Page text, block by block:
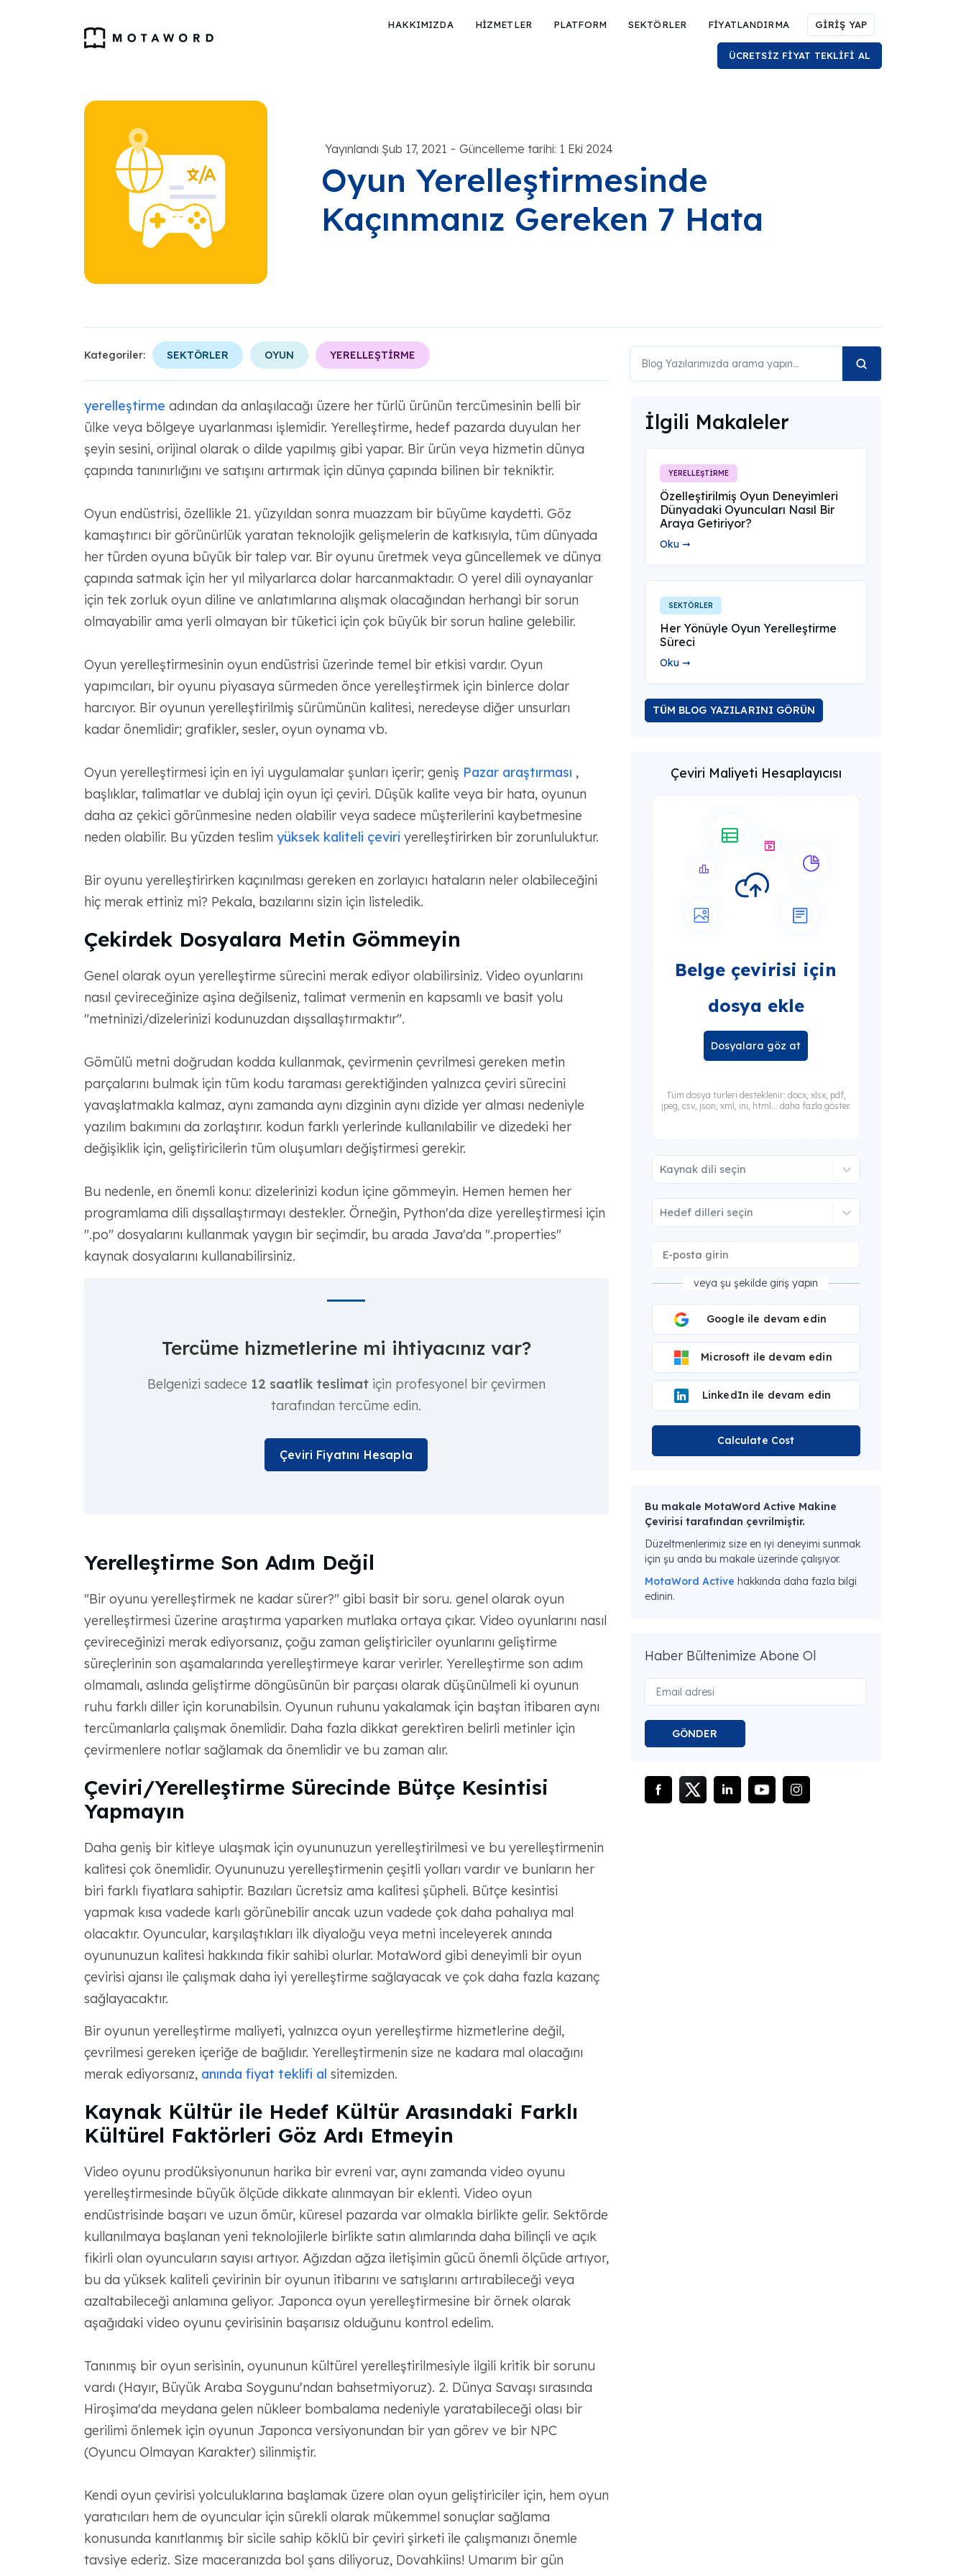
HAKKIMIZDA HİZMETLER PLATFORM SEKTÖRLER FİYATLANDIRMA GİRİŞ YAP
ÜCRETSİZ FİYAT TEKLİFİ AL
Yayınlandı Şub 17, 2021 - Güncelleme tarihi: 1 Eki 2024
Oyun Yerelleştirmesinde
Kaçınmanız Gereken 7 Hata
Kategoriler: SEKTÖRLER OYUN YERELLEŞTİRME
yerelleştirme adından da anlaşılacağı üzere her türlü ürünün tercümesinin belli bir
ülke veya bölgeye uyarlanması işlemidir. Yerelleştirme, hedef pazarda duyulan her
şeyin sesini, orijinal olarak o dilde yapılmış gibi yapar. Bir ürün veya hizmetin dünya
çapında tanınırlığını ve satışını artırmak için dünya çapında bilinen bir tekniktir.
Oyun endüstrisi, özellikle 21. yüzyıldan sonra muazzam bir büyüme kaydetti. Göz
kamaştırıcı bir görünürlük yaratan teknolojik gelişmelerin de katkısıyla, tüm dünyada
her türden oyuna büyük bir talep var. Bir oyunu üretmek veya güncellemek ve dünya
çapında satmak için her yıl milyarlarca dolar harcanmaktadır. O yerel dili oynayanlar
için tek zorluk oyun diline ve anlatımlarına alışmak olacağından herhangi bir sorun
olmayabilir ama yerli olmayan bir tüketici için çok büyük bir sorun haline gelebilir.
Oyun yerelleştirmesinin oyun endüstrisi üzerinde temel bir etkisi vardır. Oyun
yapımcıları, bir oyunu piyasaya sürmeden önce yerelleştirmek için binlerce dolar
harcıyor. Bir oyunun yerelleştirilmiş sürümünün kalitesi, neredeyse diğer unsurları
kadar önemlidir; grafikler, sesler, oyun oynama vb.
Oyun yerelleştirmesi için en iyi uygulamalar şunları içerir; geniş Pazar araştırması ,
başlıklar, talimatlar ve dublaj için oyun içi çeviri. Düşük kalite veya bir hata, oyunun
daha az çekici görünmesine neden olabilir veya sadece müşterilerini kaybetmesine
neden olabilir. Bu yüzden teslim yüksek kaliteli çeviri yerelleştirirken bir zorunluluktur.
Bir oyunu yerelleştirirken kaçınılması gereken en zorlayıcı hataların neler olabileceğini
hiç merak ettiniz mi? Pekala, bazılarını sizin için listeledik.
Çekirdek Dosyalara Metin Gömmeyin
Genel olarak oyun yerelleştirme sürecini merak ediyor olabilirsiniz. Video oyunlarını
nasıl çevireceğinize aşina değilseniz, talimat vermenin en kapsamlı ve basit yolu
"metninizi/dizelerinizi kodunuzdan dışsallaştırmaktır".
Gömülü metni doğrudan kodda kullanmak, çevirmenin çevrilmesi gereken metin
parçalarını bulmak için tüm kodu taraması gerektiğinden yalnızca çeviri sürecini
yavaşlatmakla kalmaz, aynı zamanda aynı dizginin aynı dizide yer alması nedeniyle
yazılım bakımını da zorlaştırır. kodun farklı yerlerinde kullanılabilir ve dizedeki her
değişiklik için, geliştiricilerin tüm oluşumları değiştirmesi gerekir.
Bu nedenle, en önemli konu: dizelerinizi kodun içine gömmeyin. Hemen hemen her
programlama dili dışsallaştırmayı destekler. Örneğin, Python'da dize yerelleştirmesi için
".po" dosyalarını kullanmak yaygın bir seçimdir, bu arada Java'da ".properties"
kaynak dosyalarını kullanabilirsiniz.
Tercüme hizmetlerine mi ihtiyacınız var?
Belgenizi sadece 12 saatlik teslimatiçin profesyonel bir çevirmen
tarafından tercüme edin.
Çeviri Fiyatını Hesapla
Yerelleştirme Son Adım Değil
"Bir oyunu yerelleştirmek ne kadar sürer?" gibi basit bir soru. genel olarak oyun
yerelleştirmesi üzerine araştırma yaparken mutlaka ortaya çıkar. Video oyunlarını nasıl
çevireceğinizi merak ediyorsanız, çoğu zaman geliştiriciler oyunlarını geliştirme
süreçlerinin son aşamalarında yerelleştirmeye karar verirler. Yerelleştirme son adım
olmamalı, aslında geliştirme döngüsünün bir parçası olarak düşünülmeli ki oyunun
ruhu farklı diller için korunabilsin. Oyunun ruhunu yakalamak için baştan itibaren aynı
tercümanlarla çalışmak önemlidir. Daha fazla dikkat gerektiren belirli metinler için
çevirmenlere notlar sağlamak da önemlidir ve bu zaman alır.
Çeviri/Yerelleştirme Sürecinde Bütçe Kesintisi
Yapmayın
Daha geniş bir kitleye ulaşmak için oyununuzun yerelleştirilmesi ve bu yerelleştirmenin
kalitesi çok önemlidir. Oyununuzu yerelleştirmenin çeşitli yolları vardır ve bunların her
biri farklı fiyatlara sahiptir. Bazıları ücretsiz ama kalitesi şüpheli. Bütçe kesintisi
yapmak kısa vadede karlı görünebilir ancak uzun vadede çok daha pahalıya mal
olacaktır. Oyuncular, karşılaştıkları ilk diyaloğu veya metni inceleyerek anında
oyununuzun kalitesi hakkında fikir sahibi olurlar. MotaWord gibi deneyimli bir oyun
çevirisi ajansı ile çalışmak daha iyi yerelleştirme sağlayacak ve çok daha fazla kazanç
sağlayacaktır.
Bir oyunun yerelleştirme maliyeti, yalnızca oyun yerelleştirme hizmetlerine değil,
çevrilmesi gereken içeriğe de bağlıdır. Yerelleştirmenin size ne kadara mal olacağını
merak ediyorsanız,anında fiyat teklifi al sitemizden.
Kaynak Kültür ile Hedef Kültür Arasındaki Farklı
Kültürel Faktörleri Göz Ardı Etmeyin
Video oyunu prodüksiyonunun harika bir evreni var, aynı zamanda video oyunu
yerelleştirmesinde büyük ölçüde dikkate alınmayan bir eklenti. Video oyun
endüstrisinde başarı ve uzun ömür, küresel pazarda var olmakla birlikte gelir. Sektörde
kullanılmaya başlanan yeni teknolojilerle birlikte satın alımlarında daha bilinçli ve açık
fikirli olan oyuncuların sayısı artıyor. Ağızdan ağza iletişimin gücü önemli ölçüde artıyor,
bu da yüksek kaliteli çevirinin bir oyunun itibarını ve satışlarını artırabileceği veya
azaltabileceği anlamına geliyor. Japonca oyun yerelleştirmesine bir örnek olarak
aşağıdaki video oyunu çevirisinin başarısız olduğunu kontrol edelim.
Tanınmış bir oyun serisinin, oyununun kültürel yerelleştirilmesiyle ilgili kritik bir sorunu
vardı (Hayır, Büyük Araba Soygunu'ndan bahsetmiyoruz). 2. Dünya Savaşı sırasında
Hiroşima'da meydana gelen nükleer bombalama nedeniyle yaratabileceği olası bir
gerilimi önlemek için oyunun Japonca versiyonundan bir yan görev ve bir NPC
(Oyuncu Olmayan Karakter) silinmiştir.
Kendi oyun çevirisi yolculuklarına başlamak üzere olan oyun geliştiriciler için, hem oyun
yaratıcıları hem de oyuncular için sürekli olarak mükemmel sonuçlar sağlama
konusunda kanıtlanmış bir sicile sahip köklü bir çeviri şirketi ile çalışmanızı önemle
tavsiye ederiz. Size maceranızda bol şans diliyoruz, Dovahkiins! Umarım bir gün
İlgili Makaleler
YERELLEŞTİRME
Özelleştirilmiş Oyun Deneyimleri
Dünyadaki Oyuncuları Nasıl Bir
Araya Getiriyor?
Oku ➞
SEKTÖRLER
Her Yönüyle Oyun Yerelleştirme
Süreci
Oku ➞
TÜM BLOG YAZILARINI GÖRÜN
Çeviri Maliyeti Hesaplayıcısı
Belge çevirisi için
dosya ekle
Dosyalara göz at
Tüm dosya türleri desteklenir: docx, xlsx, pdf,
jpeg, csv, json, xml, ini, html... daha fazla göster
Kaynak dili seçin
Hedef dilleri seçin
veya şu şekilde giriş yapın
Google ile devam edin
Microsoft ile devam edin
LinkedIn ile devam edin
Calculate Cost
Bu makale MotaWord Active Makine
Çevirisi tarafından çevrilmiştir.
Düzeltmenlerimiz size en iyi deneyimi sunmak
için şu anda bu makale üzerinde çalışıyor.
MotaWord Active hakkında daha fazla bilgi
edinin.
Haber Bültenimize Abone Ol
GÖNDER